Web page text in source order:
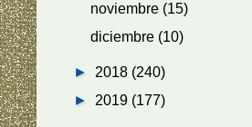
noviembre (15)
diciembre (10)
► 2018 (240)
► 2019 (177)